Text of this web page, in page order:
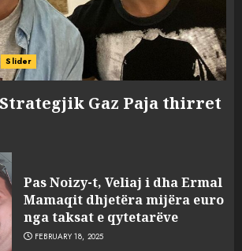
Slider
Gaz Paja thirret
Pas Noizy-t, Veliaj i dha Ermal
Mamaqit dhjetëra mijëra euro
nga taksat e qytetarëve
FEBRUARY 18, 2025